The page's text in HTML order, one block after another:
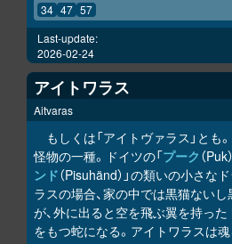
34 47 57
Last-update:
2026-02-24
アイトワラス
Aitvaras
もしくは「アイトヴァラス」と
怪物の一種。ドイツの「プーク （
ンド（Pisuhänd）」の類いの小さな
ラスの場合、家の中では黒猫ない
が、外に出ると空を飛ぶ翼を持っ
をもつ蛇になる。アイトワラスは